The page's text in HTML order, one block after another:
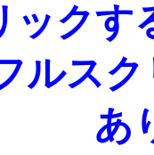
ックす
ルス
あ